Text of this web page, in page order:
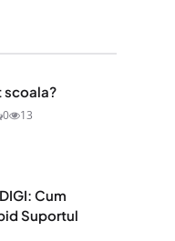
scoala?
0 13
Cum
Suportul